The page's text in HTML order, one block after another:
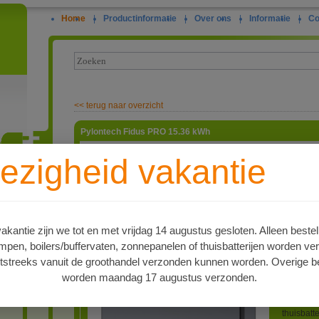
Home | Productinformatie | Over ons | Informatie |
vakantie
zijn we tot en met vrijdag 14 augustus gesloten. Alleen
boilers/buffervaten, zonnepanelen of thuisbatterijen worden
vanuit de groothandel verzonden kunnen worden. Overige
worden maandag 17 augustus verzonden.
<< terug naar overzicht
Pylontech Fidus PRO 15.36 kWh
slimme
voor
Een
de
Dat